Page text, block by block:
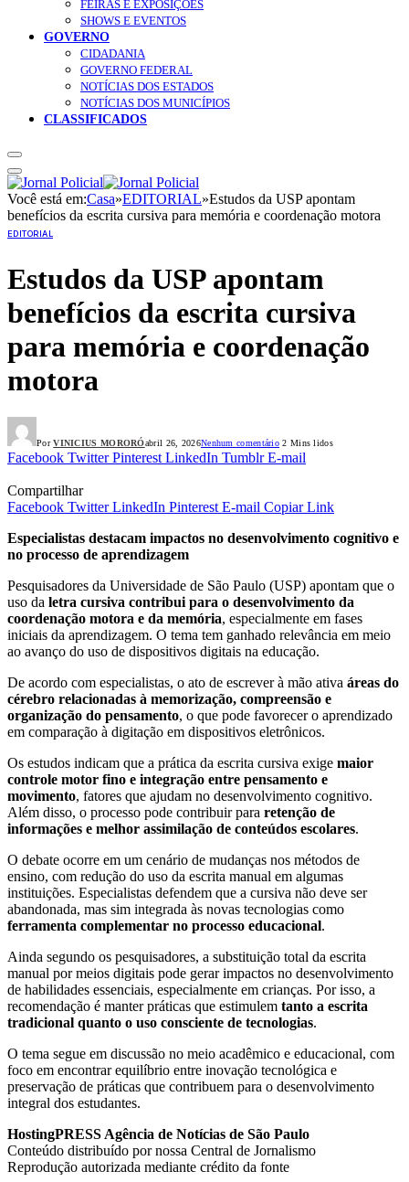
FEIRAS E EXPOSIÇÕES
SHOWS E EVENTOS
GOVERNO
CIDADANIA
GOVERNO FEDERAL
NOTÍCIAS DOS ESTADOS
NOTÍCIAS DOS MUNICÍPIOS
CLASSIFICADOS
Você está em:Casa»EDITORIAL»Estudos da USP apontam
benefícios da escrita cursiva para memória e coordenação motora
EDITORIAL
Estudos da USP apontam
benefícios da escrita cursiva
para memória e coordenação
motora
Por VINICIUS MORORÓabril 26, 2026Nenhum comentário 2 Mins lidos
Facebook Twitter Pinterest LinkedIn Tumblr E-mail
Compartilhar
Facebook Twitter LinkedIn Pinterest E-mail Copiar Link
Especialistas destacam impactos no desenvolvimento cognitivo e
no processo de aprendizagem
Pesquisadores da Universidade de São Paulo (USP) apontam que o
uso da letra cursiva contribui para o desenvolvimento da
coordenação motora e da memória, especialmente em fases
iniciais da aprendizagem. O tema tem ganhado relevância em meio
ao avanço do uso de dispositivos digitais na educação.
De acordo com especialistas, o ato de escrever à mão ativa áreas do
cérebro relacionadas à memorização, compreensão e
organização do pensamento, o que pode favorecer o aprendizado
em comparação à digitação em dispositivos eletrônicos.
Os estudos indicam que a prática da escrita cursiva exige maior
controle motor fino e integração entre pensamento e
movimento, fatores que ajudam no desenvolvimento cognitivo.
Além disso, o processo pode contribuir para retenção de
informações e melhor assimilação de conteúdos escolares.
O debate ocorre em um cenário de mudanças nos métodos de
ensino, com redução do uso da escrita manual em algumas
instituições. Especialistas defendem que a cursiva não deve ser
abandonada, mas sim integrada às novas tecnologias como
ferramenta complementar no processo educacional.
Ainda segundo os pesquisadores, a substituição total da escrita
manual por meios digitais pode gerar impactos no desenvolvimento
de habilidades essenciais, especialmente em crianças. Por isso, a
recomendação é manter práticas que estimulem tanto a escrita
tradicional quanto o uso consciente de tecnologias.
O tema segue em discussão no meio acadêmico e educacional, com
foco em encontrar equilíbrio entre inovação tecnológica e
preservação de práticas que contribuem para o desenvolvimento
integral dos estudantes.
HostingPRESS Agência de Notícias de São Paulo
Conteúdo distribuído por nossa Central de Jornalismo
Reprodução autorizada mediante crédito da fonte